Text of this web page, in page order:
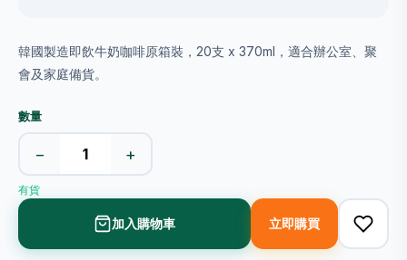
韓國製造即飲牛奶咖啡原箱裝，20支 x 370ml，適合辦公室、聚
會及家庭備貨。
數量
− +
有貨
加入購物車 立即購買